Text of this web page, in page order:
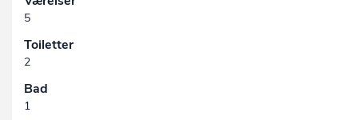
5
Toiletter
2
Bad
1